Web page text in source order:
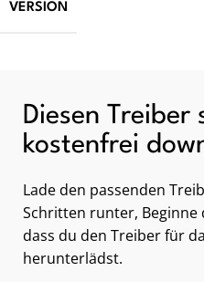
VERSION
Diesen Treiber
kostenfrei
Lade den passenden
Schritten runter, Beginne
dass du den Treiber für
herunterlädst.